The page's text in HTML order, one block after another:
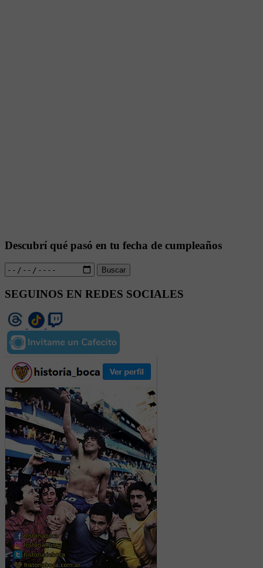
Descubrí qué pasó en tu fecha de cumpleaños
Buscar
SEGUINOS EN REDES SOCIALES